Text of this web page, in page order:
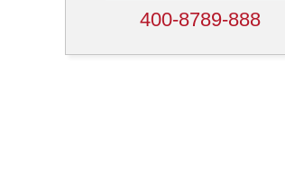
400-8789-888